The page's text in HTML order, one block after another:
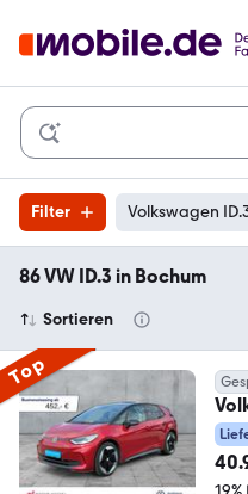
Filter Volkswagen
86 VW ID.3 in Bochum
Sortieren
Top